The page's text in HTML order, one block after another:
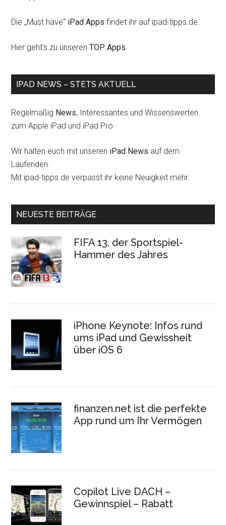
Die „Must have“ iPad Apps findet ihr auf ipad-tipps.de.
Hier geht's zu unserenTOP Apps
IPAD NEWS – STETS AKTUELL
Regelmäßig News, Interessantes und Wissenswerten
zum Apple iPad und iPad Pro
Wir halten euch mit unseren iPad News auf dem
Laufenden.
Mit ipad-tipps.de verpasst ihr keine Neuigkeit mehr.
NEUESTE BEITRÄGE
FIFA 13, der Sportspiel-
Hammer des Jahres
iPhone Keynote: Infos rund
ums iPad und Gewissheit
über iOS 6
finanzen.net ist die perfekte
App rund um Ihr Vermögen
Copilot Live DACH –
Gewinnspiel – Rabatt